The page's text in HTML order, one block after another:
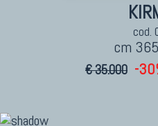
cod.
cm
€ 35.000 -